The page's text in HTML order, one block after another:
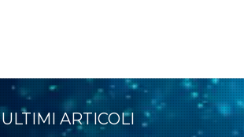
ULTIMI ARTICOLI